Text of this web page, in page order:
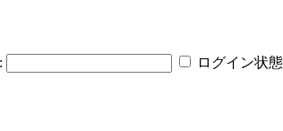
ログイン状